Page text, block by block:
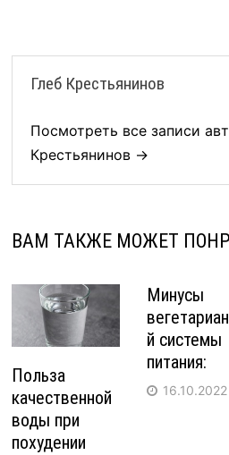
Глеб Крестьянинов
Посмотреть все записи
Крестьянинов →
ВАМ ТАКЖЕ МОЖЕТ
Польза
качественной
воды при
похудении
Минусы
й системы
питания:
16.10.2022